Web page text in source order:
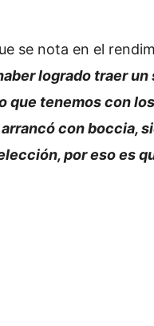
se nota en el
logrado traer
que tenemos con
arrancó con boccia,
por eso es